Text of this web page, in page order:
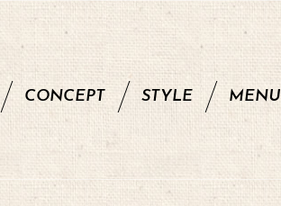
CONCEPT STYLE MENU